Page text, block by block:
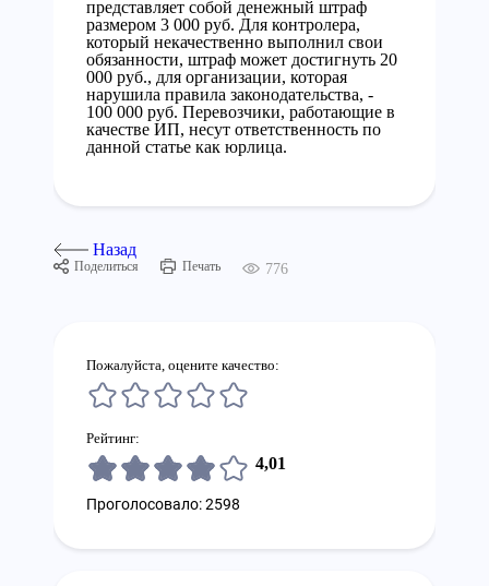
представляет собой денежный штраф
размером 3 000 руб. Для контролера,
который некачественно выполнил свои
обязанности, штраф может достигнуть 20
000 руб., для организации, которая
нарушила правила законодательства, -
100 000 руб. Перевозчики, работающие в
качестве ИП, несут ответственность по
данной статье как юрлица.
Назад
Поделиться Печать 776
Пожалуйста, оцените качество:
Рейтинг:
4,01
Проголосовало: 2598